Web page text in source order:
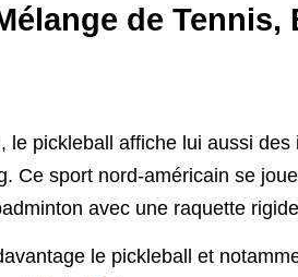
de
le pickleball affiche lui aussi
Ce sport nord-américain se
avec une raquette
le pickleball et